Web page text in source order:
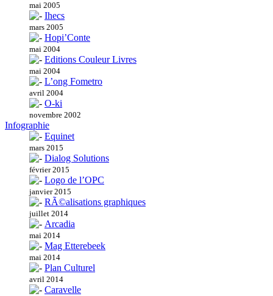
mai 2005
Ihecs
mars 2005
Hopi’Conte
mai 2004
Editions Couleur Livres
mai 2004
L’ong Fometro
avril 2004
O-ki
novembre 2002
Infographie
Equinet
mars 2015
Dialog Solutions
février 2015
Logo de l’OPC
janvier 2015
RÃ©alisations graphiques
juillet 2014
Arcadia
mai 2014
Mag Etterebeek
mai 2014
Plan Culturel
avril 2014
Caravelle